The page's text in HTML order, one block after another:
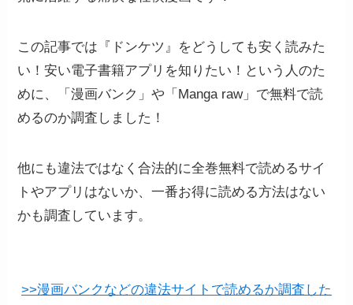
この記事では『ドンケツ』をどうしても安く読みた
い！安い電子書籍アプリを知りたい！という人のた
めに、「漫画バンク」や「Manga raw」で無料で読
めるのか調査しました！
他にも違法ではなく合法的に全巻無料で読めるサイ
トやアプリはないか、一番お得に読める方法はない
かも調査しています。
>>漫画バンクなどの違法サイトで読めるか調査した